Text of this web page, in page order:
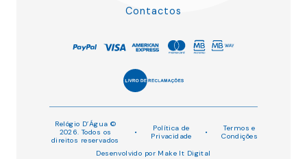
Contactos
Relógio D’Água ©
2026. Todos os
direitos reservados
•
Política de
Privacidade
•
Termos e
Condições
Desenvolvido por Make It Digital